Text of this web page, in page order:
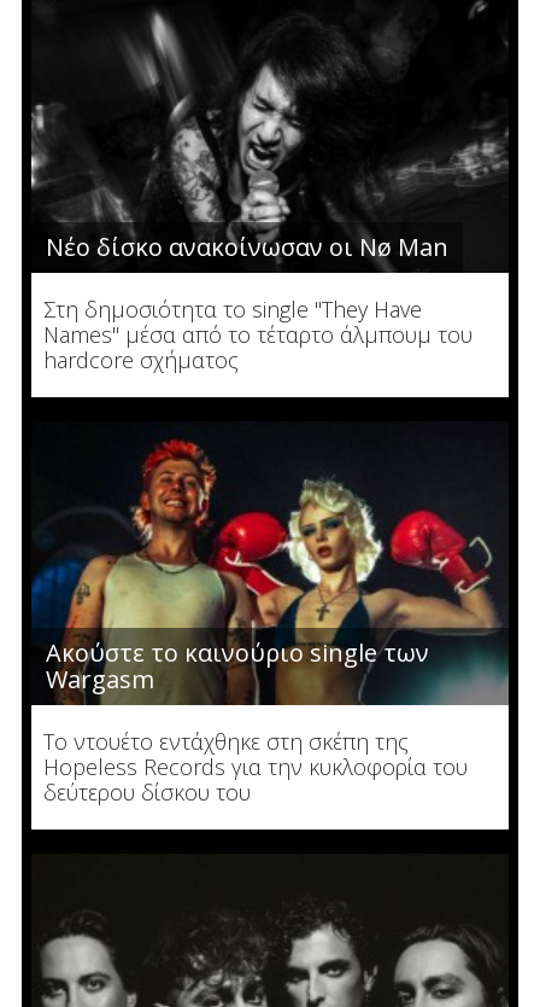
Νέο δίσκο ανακοίνωσαν οι Nø Man
Στη δημοσιότητα το single "They Have
Names" μέσα από το τέταρτο άλμπουμ του
hardcore σχήματος
Ακούστε το καινούριο single των
Wargasm
To ντουέτο εντάχθηκε στη σκέπη της
Hopeless Records για την κυκλοφορία του
δεύτερου δίσκου του